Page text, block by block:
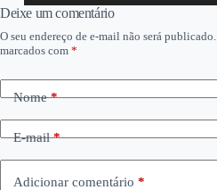
áudio
Deixe um comentário
O seu endereço de e-mail não será publicado.
marcados com *
Nome*
E-mail*
Adicionar comentário *